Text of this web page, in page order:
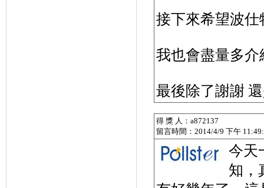
接下來希望波
我也會盡量多介
最後除了謝謝
得 獎 人：a872137
留言時間：2014/4/9 下午
今天
知，